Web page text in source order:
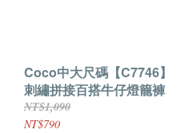
Coco中大尺碼【C7746】
刺繡拼接百搭牛仔燈籠褲
NT$1,090
NT$790